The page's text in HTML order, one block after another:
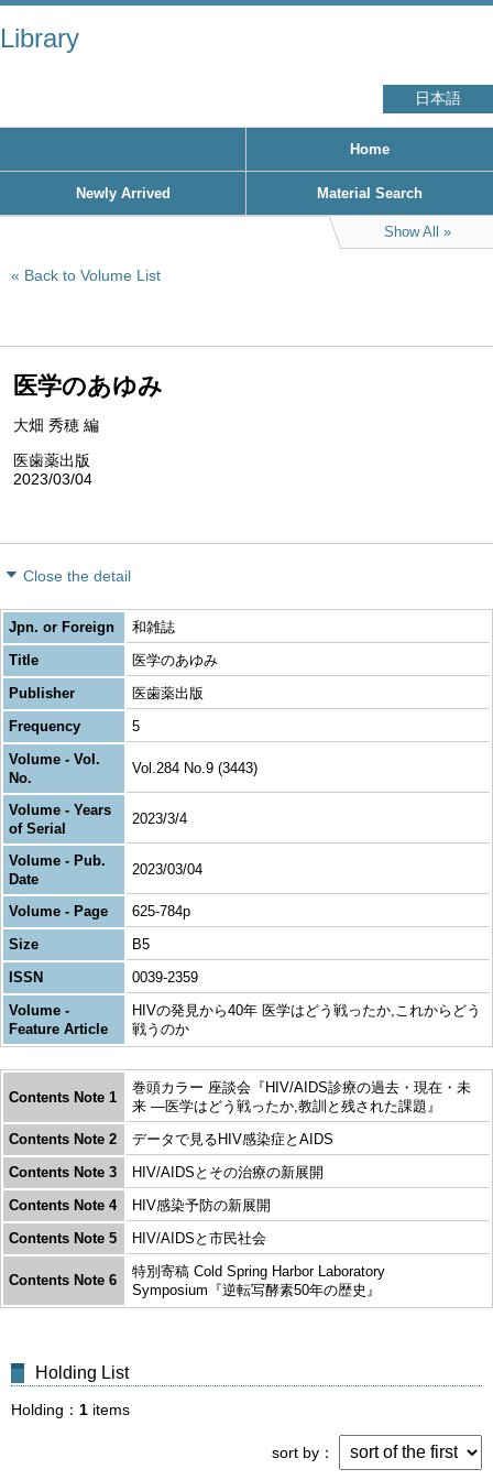
Library
日本語
Home
Newly Arrived Material Search
Show All
Back to Volume List
医学のあゆみ
大畑 秀穂 編
医歯薬出版
2023/03/04
Close the detail
Jpn. or Foreign
和雑誌
Title
医学のあゆみ
Publisher
医歯薬出版
Frequency
5
Volume - Vol.
No.
Vol.284 No.9 (3443)
Volume - Years
of Serial
2023/3/4
Volume - Pub.
Date
2023/03/04
Volume - Page
625-784p
Size
B5
ISSN
0039-2359
Volume -
Feature Article
HIVの発見から40年 医学はどう戦ったか,これからどう
戦うのか
Contents Note 1
巻頭カラー 座談会『HIV/AIDS診療の過去・現在・未
来 ―医学はどう戦ったか,教訓と残された課題』
Contents Note 2
データで見るHIV感染症とAIDS
Contents Note 3
HIV/AIDSとその治療の新展開
Contents Note 4
HIV感染予防の新展開
Contents Note 5
HIV/AIDSと市民社会
Contents Note 6
特別寄稿 Cold Spring Harbor Laboratory
Symposium『逆転写酵素50年の歴史』
Holding List
Holding 1 items
sort by